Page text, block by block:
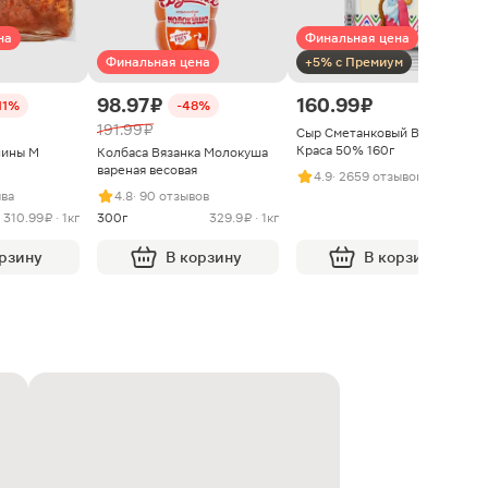
М
310.99 ₽ · 1кг
Финальная цена
98.97 ₽ -48%
191.99 ₽
Колбаса Вязанка Молокуша
вареная весовая
4.8· 90 отзывов
300г
329.9 ₽ · 1кг
В корзину
Финальная цена
+5% с Премиум
160.99 ₽
Сыр Сметанковый Варвара
Краса 50% 160г
4.9· 2659 отзывов
В корзину